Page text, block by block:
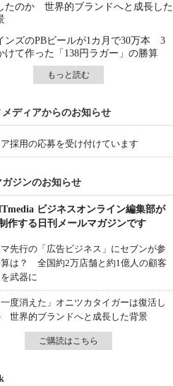
たのか 世界的ブランドへと成長した
ンズのPBビールが1カ月で30万本 3
けて作った「138円ラガー」の勝算
もっと読む
メディアからのお知らせ
採用の応募を受け付けています
ガジンのお知らせ
ビジネスオンライン編集部が
作する日刊メールマガジンです
先行の「広告ビジネス」にセブンが参
算は？ 全国約2万店舗と約1億人の顧客
武器に
度消えた」オニツカタイガーは復活し
世界的ブランドへと成長した背景
ご購読はこちら